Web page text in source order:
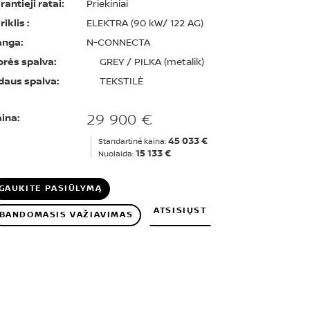
ratai:
Priekiniai
:
ELEKTRA (90 kW/ 122 AG)
N-CONNECTA
spalva:
GREY / PILKA (metalik)
spalva:
TEKSTILĖ
29 900 €
Standartinė kaina: 45 033 €
Nuolaida: 15 133 €
PASIŪLYMĄ
BANDOMASIS VAŽIAVIMAS ATSISIŲST